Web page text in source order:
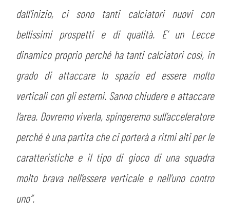
dall’inizio, ci sono tanti calciatori nuovi con
bellissimi prospetti e di qualità. E’ un Lecce
dinamico proprio perché ha tanti calciatori così, in
grado di attaccare lo spazio ed essere molto
verticali con gli esterni. Sanno chiudere e attaccare
l’area. Dovremo viverla, spingeremo sull’acceleratore
perché è una partita che ci porterà a ritmi alti per le
caratteristiche e il tipo di gioco di una squadra
molto brava nell’essere verticale e nell’uno contro
uno”.